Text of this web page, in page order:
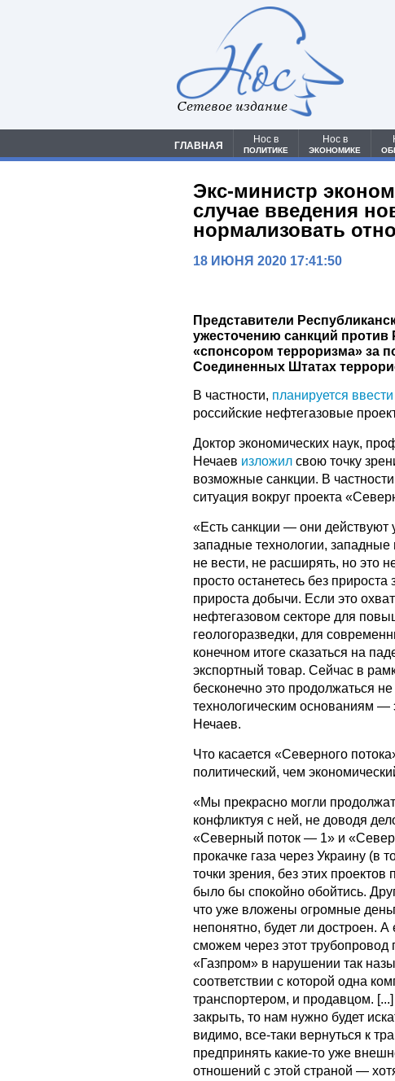
Сетевое издание
ГЛАВНАЯ
Нос в
ПОЛИТИКЕ
Нос в
ЭКОНОМИКЕ
Экс-министр
случае введения
нормализовать
18 ИЮНЯ 2020 17:41:50
Представители
ужесточению санкций
«спонсором терроризма» за
Соединенных Штатах
В частности, планируется
российские нефтегазовые
Доктор экономических наук,
Нечаев изложил свою точку
возможные санкции. В
ситуация вокруг проекта
«Есть санкции — они действуют
западные технологии,
не вести, не расширять, но это
просто останетесь без
прироста добычи. Если это
нефтегазовом секторе для
геологоразведки, для
конечном итоге сказаться на
экспортный товар. Сейчас в
бесконечно это продолжаться
технологическим основаниям —
Нечаев.
Что касается «Северного
политический, чем
«Мы прекрасно могли
конфликтуя с ней, не доводя
«Северный поток — 1» и
прокачке газа через Украину (в
точки зрения, без этих
было бы спокойно обойтись.
что уже вложены огромные
непонятно, будет ли достроен.
сможем через этот
«Газпром» в нарушении так
соответствии с которой одна
транспортером, и продавцом.
закрыть, то нам нужно будет
видимо, все-таки вернуться к
предпринять какие-то уже
отношений с этой страной —